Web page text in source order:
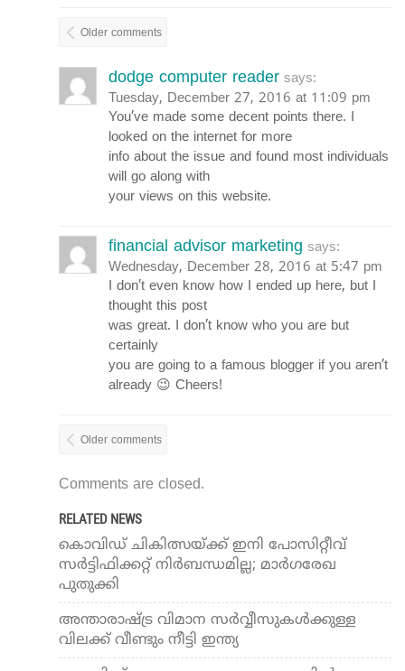
Older comments
dodge computer reader says:
Tuesday, December 27, 2016 at 11:09 pm
You’ve made some decent points there. I
looked on the internet for more
info about the issue and found most individuals
will go along with
your views on this website.
financial advisor marketing says:
Wednesday, December 28, 2016 at 5:47 pm
I don’t even know how I ended up here, but I
thought this post
was great. I don’t know who you are but
certainly
you are going to a famous blogger if you aren’t
already 😉 Cheers!
Older comments
Comments are closed.
RELATED NEWS
കൊവിഡ് ചികിത്സയ്ക്ക് ഇനി പോസിറ്റീവ്
സര്‍ട്ടിഫിക്കറ്റ് നിര്‍ബന്ധമില്ല; മാര്‍ഗരേഖ
പുതുക്കി
അന്താരാഷ്ട്ര വിമാന സര്‍വ്വീസുകള്‍ക്കുള്ള
വിലക്ക് വീണ്ടും നീട്ടി ഇന്ത്യ